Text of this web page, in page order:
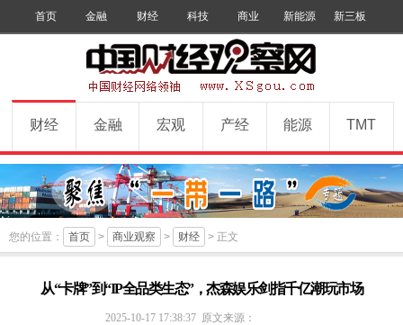
首页 金融 财经 科技 商业 新能源 新三板
财经 金融 宏观 产经 能源 TMT
您的位置： 首页 > 商业观察 > 财经 > 正文
从“卡牌”到“IP全品类生态”，杰森娱乐剑指千亿潮玩市场
2025-10-17 17:38:37 原文来源：